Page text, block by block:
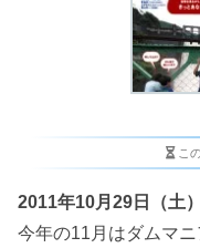
こ
2011年10月29日（土）
今年の11月はダムマ